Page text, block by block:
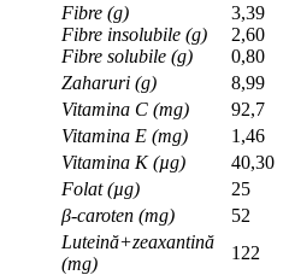
Fibre (g)
Fibre insolubile (g)
Fibre solubile (g)
3,39
2,60
0,80
Zaharuri (g)
8,99
Vitamina C (mg)
92,7
Vitamina E (mg)
1,46
Vitamina K (µg) 40,30
Folat (µg) 25
β-caroten (mg) 52
Luteină+zeaxantină
(mg)
122